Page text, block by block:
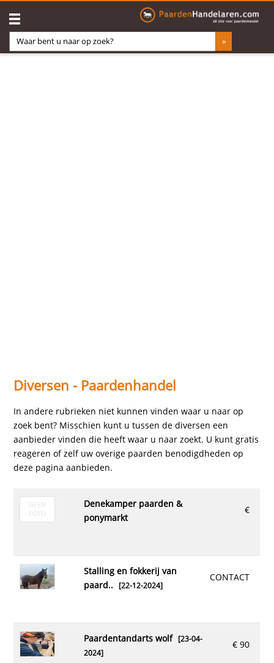
Diversen - Paardenhandel
In andere rubrieken niet kunnen vinden waar u naar op
zoek bent? Misschien kunt u tussen de diversen een
aanbieder vinden die heeft waar u naar zoekt. U kunt gratis
reageren of zelf uw overige paarden benodigdheden op
deze pagina aanbieden.
€
denekamper paarden &
ponymarkt
CONTACT
stalling en fokkerij van
paard..[22-12-2024]
€ 90
paardentandarts wolf[23-04-
2024]